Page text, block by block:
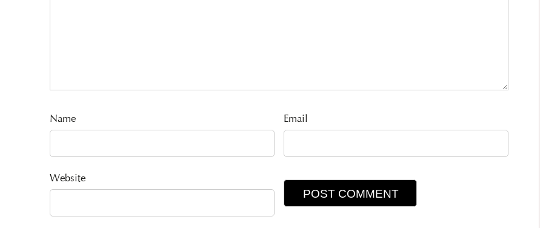
Name Email
Website